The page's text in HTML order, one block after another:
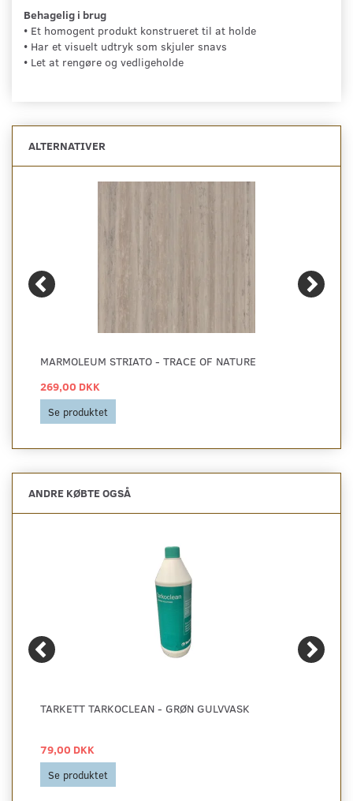
Behagelig i brug
• Et homogent produkt konstrueret til at holde
• Har et visuelt udtryk som skjuler snavs
• Let at rengøre og vedligeholde
ALTERNATIVER
MARMOLEUM STRIATO - TRACE OF NATURE
269,00 DKK
Se produktet
ANDRE KØBTE OGSÅ
TARKETT TARKOCLEAN - GRØN GULVVASK
79,00 DKK
Se produktet